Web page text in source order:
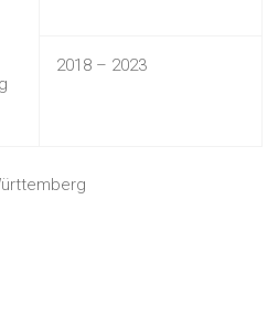
2018 – 2023